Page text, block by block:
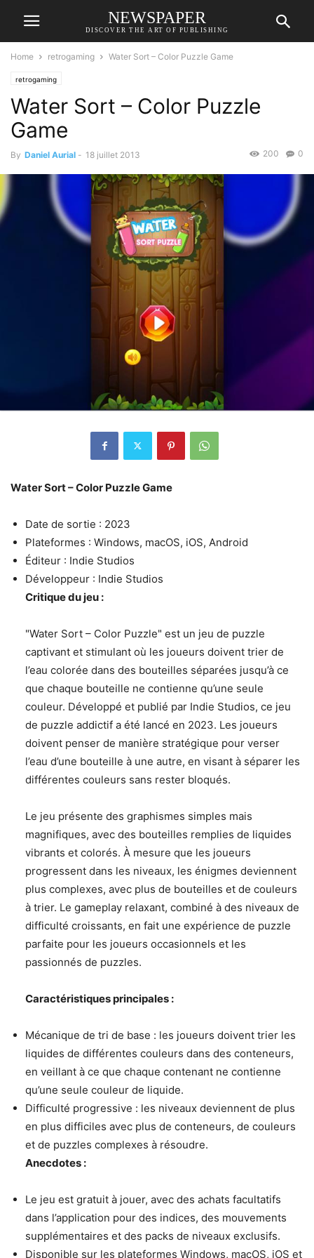
NEWSPAPER
DISCOVER THE ART OF PUBLISHING
Home retrogaming Water Sort – Color Puzzle Game
retrogaming
Water Sort – Color Puzzle
Game
By Daniel Aurial - 18 juillet 2013 0
200
Water Sort – Color Puzzle Game
Date de sortie : 2023
Plateformes : Windows, macOS, iOS, Android
Éditeur : Indie Studios
Développeur : Indie Studios
Critique du jeu :
"Water Sort – Color Puzzle" est un jeu de puzzle
captivant et stimulant où les joueurs doivent trier de
l’eau colorée dans des bouteilles séparées jusqu’à ce
que chaque bouteille ne contienne qu’une seule
couleur. Développé et publié par Indie Studios, ce jeu
de puzzle addictif a été lancé en 2023. Les joueurs
doivent penser de manière stratégique pour verser
l’eau d’une bouteille à une autre, en visant à séparer les
différentes couleurs sans rester bloqués.
Le jeu présente des graphismes simples mais
magnifiques, avec des bouteilles remplies de liquides
vibrants et colorés. À mesure que les joueurs
progressent dans les niveaux, les énigmes deviennent
plus complexes, avec plus de bouteilles et de couleurs
à trier. Le gameplay relaxant, combiné à des niveaux de
difficulté croissants, en fait une expérience de puzzle
parfaite pour les joueurs occasionnels et les
passionnés de puzzles.
Caractéristiques principales :
Mécanique de tri de base : les joueurs doivent trier les
liquides de différentes couleurs dans des conteneurs,
en veillant à ce que chaque contenant ne contienne
qu’une seule couleur de liquide.
Difficulté progressive : les niveaux deviennent de plus
en plus difficiles avec plus de conteneurs, de couleurs
et de puzzles complexes à résoudre.
Anecdotes :
Le jeu est gratuit à jouer, avec des achats facultatifs
dans l’application pour des indices, des mouvements
supplémentaires et des packs de niveaux exclusifs.
Disponible sur les plateformes Windows, macOS, iOS et